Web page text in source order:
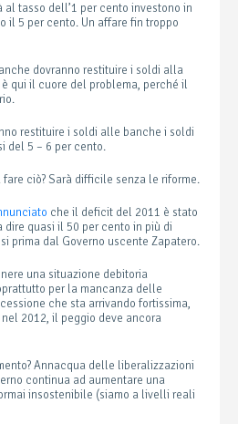
tasso dell’1 per cento investono in
il 5 per cento. Un affare fin troppo
dovranno restituire i soldi alla
qui il cuore del problema, perché il
restituire i soldi alle banche i soldi
del 5 – 6 per cento.
fare ciò? Sarà difficile senza le riforme.
che il deficit del 2011 è stato
dire quasi il 50 per cento in più di
prima dal Governo uscente Zapatero.
una situazione debitoria
per la mancanza delle
che sta arrivando fortissima,
2012, il peggio deve ancora
Annacqua delle liberalizzazioni
continua ad aumentare una
insostenibile (siamo a livelli reali